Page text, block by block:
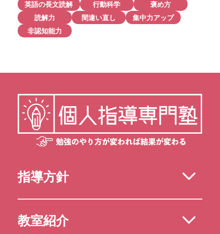
英語の長文読解
行動科学
褒め方
読解力
間違い直し
集中力アップ
非認知能力
指導方針
教室紹介